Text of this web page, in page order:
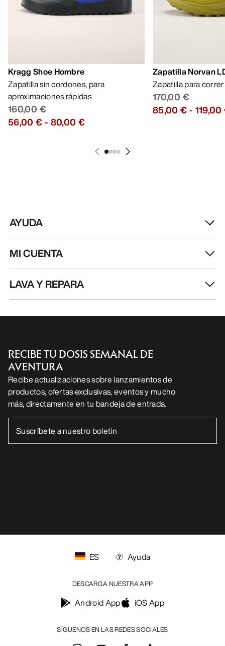
Kragg Shoe Hombre
Zapatilla sin cordones, para
aproximaciones rápidas
160,00 €
56,00 €- 80,00 €
Zapatilla Norvan
Zapatilla para
170,00 €
85,00 €-
AYUDA
MI CUENTA
LAVA Y REPARA
RECIBE TU DOSIS SEMANAL DE
AVENTURA
Recibe actualizaciones sobre lanzamientos de
productos, ofertas exclusivas, eventos y mucho
más, directamente en tu bandeja de entrada.
SÍGUENOS EN LAS REDES SOCIALES
ES Ayuda
DESCARGA NUESTRA APP
Android App iOS App